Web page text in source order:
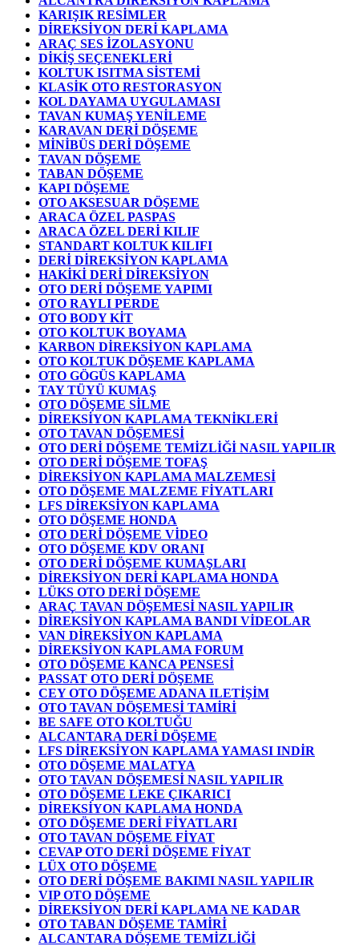
KARIŞIK RESİMLER
DİREKSİYON DERİ KAPLAMA
ARAÇ SES İZOLASYONU
DİKİŞ SEÇENEKLERİ
KOLTUK ISITMA SİSTEMİ
KLASİK OTO RESTORASYON
KOL DAYAMA UYGULAMASI
TAVAN KUMAŞ YENİLEME
KARAVAN DERİ DÖŞEME
MİNİBÜS DERİ DÖŞEME
TAVAN DÖŞEME
TABAN DÖŞEME
KAPI DÖŞEME
OTO AKSESUAR DÖŞEME
ARACA ÖZEL PASPAS
ARACA ÖZEL DERİ KILIF
STANDART KOLTUK KILIFI
DERİ DİREKSİYON KAPLAMA
HAKİKİ DERİ DİREKSİYON
OTO DERİ DÖŞEME YAPIMI
OTO RAYLI PERDE
OTO BODY KİT
OTO KOLTUK BOYAMA
KARBON DİREKSİYON KAPLAMA
OTO KOLTUK DÖŞEME KAPLAMA
OTO GÖGÜS KAPLAMA
TAY TÜYÜ KUMAŞ
OTO DÖŞEME SİLME
DİREKSİYON KAPLAMA TEKNİKLERİ
OTO TAVAN DÖŞEMESİ
OTO DERİ DÖŞEME TEMİZLİĞİ NASIL YAPILIR
OTO DERİ DÖŞEME TOFAŞ
DİREKSİYON KAPLAMA MALZEMESİ
OTO DÖŞEME MALZEME FİYATLARI
LFS DİREKSİYON KAPLAMA
OTO DÖŞEME HONDA
OTO DERİ DÖŞEME VİDEO
OTO DÖŞEME KDV ORANI
OTO DERİ DÖŞEME KUMAŞLARI
DİREKSİYON DERİ KAPLAMA HONDA
LÜKS OTO DERİ DÖŞEME
ARAÇ TAVAN DÖŞEMESİ NASIL YAPILIR
DİREKSİYON KAPLAMA BANDI VİDEOLAR
VAN DİREKSİYON KAPLAMA
DİREKSİYON KAPLAMA FORUM
OTO DÖŞEME KANCA PENSESİ
PASSAT OTO DERİ DÖŞEME
CEY OTO DÖŞEME ADANA ILETİŞİM
OTO TAVAN DÖŞEMESİ TAMİRİ
BE SAFE OTO KOLTUĞU
ALCANTARA DERİ DÖŞEME
LFS DİREKSİYON KAPLAMA YAMASI INDİR
OTO DÖŞEME MALATYA
OTO TAVAN DÖŞEMESİ NASIL YAPILIR
OTO DÖŞEME LEKE ÇIKARICI
DİREKSİYON KAPLAMA HONDA
OTO DÖŞEME DERİ FİYATLARI
OTO TAVAN DÖŞEME FİYAT
CEVAP OTO DERİ DÖŞEME FİYAT
LÜX OTO DÖŞEME
OTO DERİ DÖŞEME BAKIMI NASIL YAPILIR
VIP OTO DÖŞEME
DİREKSİYON DERİ KAPLAMA NE KADAR
OTO TABAN DÖŞEME TAMİRİ
ALCANTARA DÖŞEME TEMİZLİĞİ